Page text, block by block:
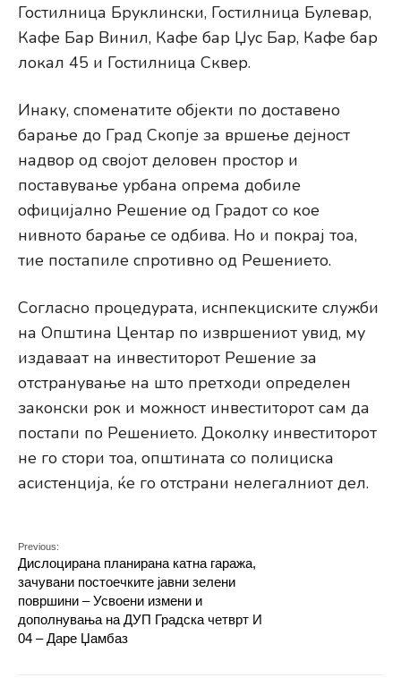
Гостилница Бруклински, Гостилница Булевар,
Кафе Бар Винил, Кафе бар Џус Бар, Кафе бар
локал 45 и Гостилница Сквер.
Инаку, споменатите објекти по доставено
барање до Град Скопје за вршење дејност
надвор од својот деловен простор и
поставување урбана опрема добиле
официјално Решение од Градот со кое
нивното барање се одбива. Но и покрај тоа,
тие постапиле спротивно од Решението.
Согласно процедурата, иснпекциските служби
на Општина Центар по извршениот увид, му
издаваат на инвеститорот Решение за
отстранување на што претходи определен
законски рок и можност инвеститорот сам да
постапи по Решението. Доколку инвеститорот
не го стори тоа, општината со полициска
асистенција, ќе го отстрани нелегалниот дел.
Previous:
Дислоцирана планирана катна гаража,
зачувани постоечките јавни зелени
површини – Усвоени измени и
дополнувања на ДУП Градска четврт И
04 – Даре Џамбаз